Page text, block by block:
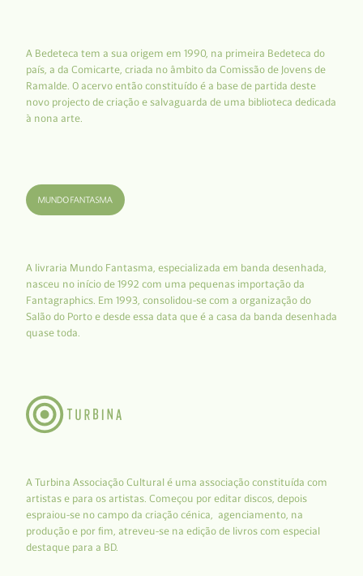
A Bedeteca tem a sua origem em 1990, na primeira Bedeteca do
país, a da Comicarte, criada no âmbito da Comissão de Jovens de
Ramalde. O acervo então constituído é a base de partida deste
novo projecto de criação e salvaguarda de uma biblioteca dedicada
à nona arte.
A livraria Mundo Fantasma, especializada em banda desenhada,
nasceu no início de 1992 com uma pequenas importação da
Fantagraphics. Em 1993, consolidou-se com a organização do
Salão do Porto e desde essa data que é a casa da banda desenhada
quase toda.
A Turbina Associação Cultural é uma associação constituída com
artistas e para os artistas. Começou por editar discos, depois
espraiou-se no campo da criação cénica, agenciamento, na
produção e por fim, atreveu-se na edição de livros com especial
destaque para a BD.